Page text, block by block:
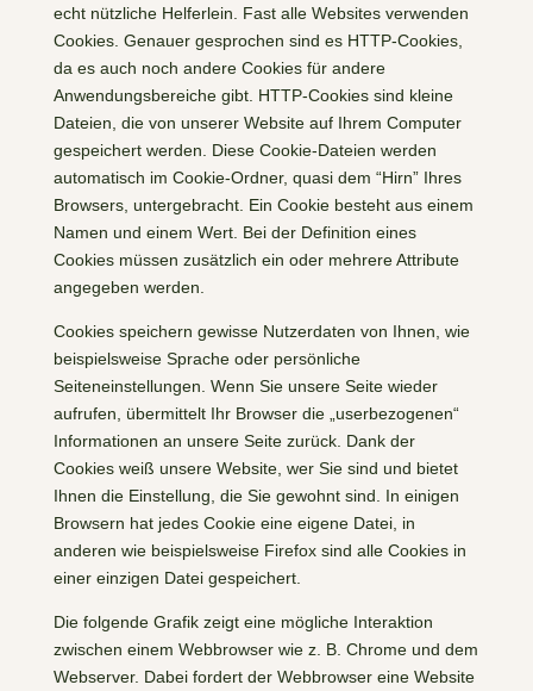
echt nützliche Helferlein. Fast alle Websites verwenden
Cookies. Genauer gesprochen sind es HTTP-Cookies,
da es auch noch andere Cookies für andere
Anwendungsbereiche gibt. HTTP-Cookies sind kleine
Dateien, die von unserer Website auf Ihrem Computer
gespeichert werden. Diese Cookie-Dateien werden
automatisch im Cookie-Ordner, quasi dem “Hirn” Ihres
Browsers, untergebracht. Ein Cookie besteht aus einem
Namen und einem Wert. Bei der Definition eines
Cookies müssen zusätzlich ein oder mehrere Attribute
angegeben werden.
Cookies speichern gewisse Nutzerdaten von Ihnen, wie
beispielsweise Sprache oder persönliche
Seiteneinstellungen. Wenn Sie unsere Seite wieder
aufrufen, übermittelt Ihr Browser die „userbezogenen“
Informationen an unsere Seite zurück. Dank der
Cookies weiß unsere Website, wer Sie sind und bietet
Ihnen die Einstellung, die Sie gewohnt sind. In einigen
Browsern hat jedes Cookie eine eigene Datei, in
anderen wie beispielsweise Firefox sind alle Cookies in
einer einzigen Datei gespeichert.
Die folgende Grafik zeigt eine mögliche Interaktion
zwischen einem Webbrowser wie z. B. Chrome und dem
Webserver. Dabei fordert der Webbrowser eine Website